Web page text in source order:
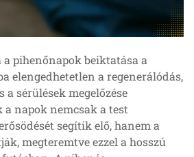
pihenőnapok beiktatása a
elengedhetetlen a regenerálódás,
a sérülések megelőzése
a napok nemcsak a test
segítik elő, hanem a
megteremtve ezzel a hosszú